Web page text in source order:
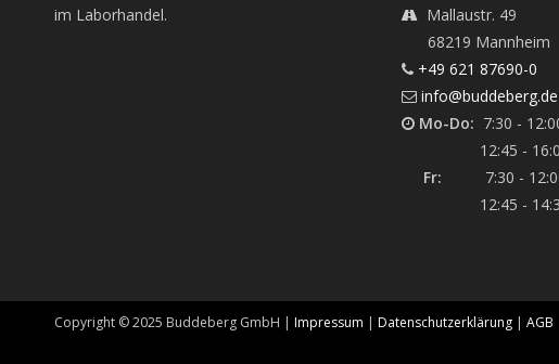
im Laborhandel.
Mallaustr. 49
68219 Mannheim
+49 621 87690-0
info@buddeberg.de
Mo-Do: 7:30 -
12:45 - 16:00
Fr: 7:30 -
12:45 - 14:30
Copyright ©2025 Buddeberg GmbH | Impressum | Datenschutzerklärung | AGB